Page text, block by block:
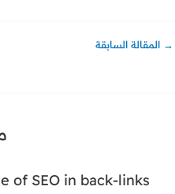
→ المقالة السابقة
of SEO in back-links